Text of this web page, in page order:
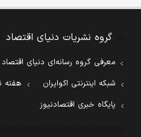
گروه نشریات دنیای اقتصاد
معرفی گروه رسانه‌ای دنیای اقتصاد
شبکه اینترنتی اکوایران
هفته
پایگاه خبری اقتصادنیوز